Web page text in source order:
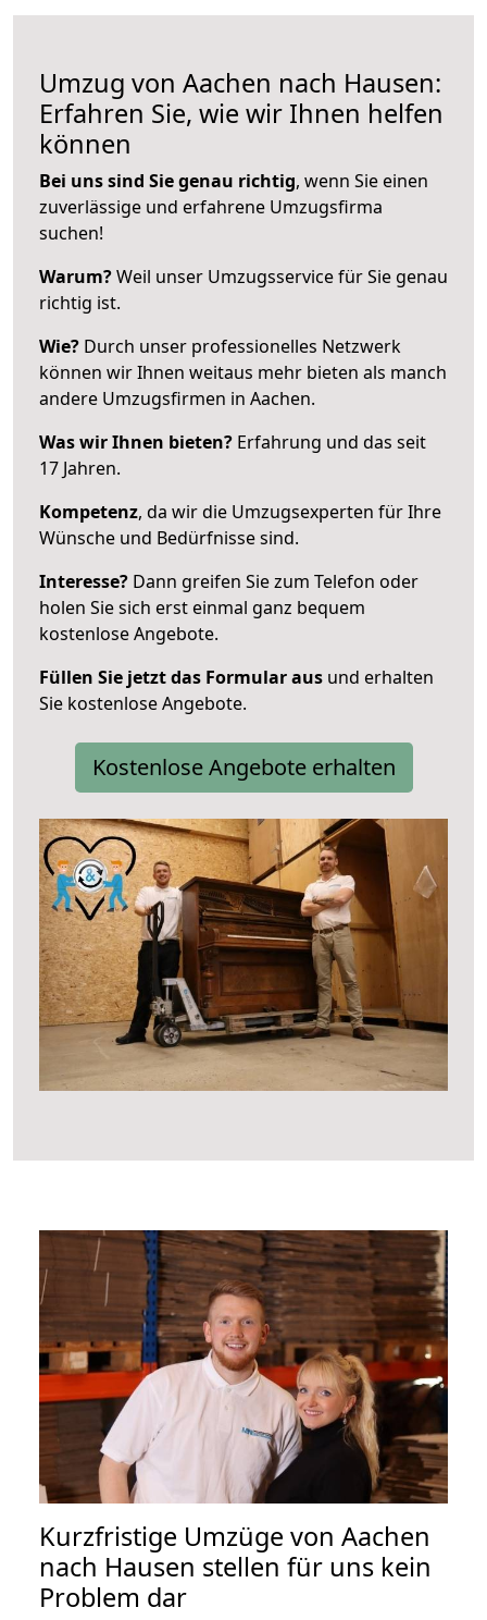
Umzug von Aachen nach Hausen:
Erfahren Sie, wie wir Ihnen helfen
können
Bei uns sind Sie genau richtig, wenn Sie einen
zuverlässige und erfahrene Umzugsfirma
suchen!
Warum?Weil unser Umzugsservice für Sie genau
richtig ist.
Wie? Durch unser professionelles Netzwerk
können wir Ihnen weitaus mehr bieten als manch
andere Umzugsfirmen in Aachen.
Was wir Ihnen bieten? Erfahrung und das seit
17 Jahren.
Kompetenz, da wir die Umzugsexperten für Ihre
Wünsche und Bedürfnisse sind.
Interesse? Dann greifen Sie zum Telefon oder
holen Sie sich erst einmal ganz bequem
kostenlose Angebote.
Füllen Sie jetzt das Formular aus und erhalten
Sie kostenlose Angebote.
Kostenlose Angebote erhalten
Kurzfristige Umzüge von Aachen
nach Hausen stellen für uns kein
Problem dar